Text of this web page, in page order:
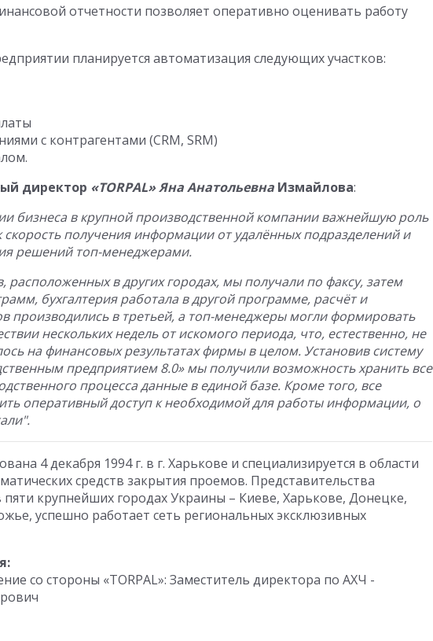
отчетности позволяет оперативно оценивать работу
планируется автоматизация следующих участков:
с контрагентами (CRM, SRM)
директор «TORPAL» Яна Анатольевна Измайлова:
бизнеса в крупной производственной компании важнейшую роль
скорость получения информации от удалённых подразделений и
решений топ-менеджерами.
расположенных в других городах, мы получали по факсу, затем
бухгалтерия работала в другой программе, расчёт и
производились в третьей, а топ-менеджеры могли формировать
нескольких недель от искомого периода, что, естественно, не
на финансовых результатах фирмы в целом. Установив систему
предприятием 8.0» мы получили возможность хранить все
процесса данные в единой базе. Кроме того, все
оперативный доступ к необходимой для работы информации, о
4 декабря 1994 г. в г. Харькове и специализируется в области
средств закрытия проемов. Представительства
крупнейших городах Украины – Киеве, Харькове, Донецке,
успешно работает сеть региональных эксклюзивных
со стороны «TORPAL»: Заместитель директора по АХЧ -